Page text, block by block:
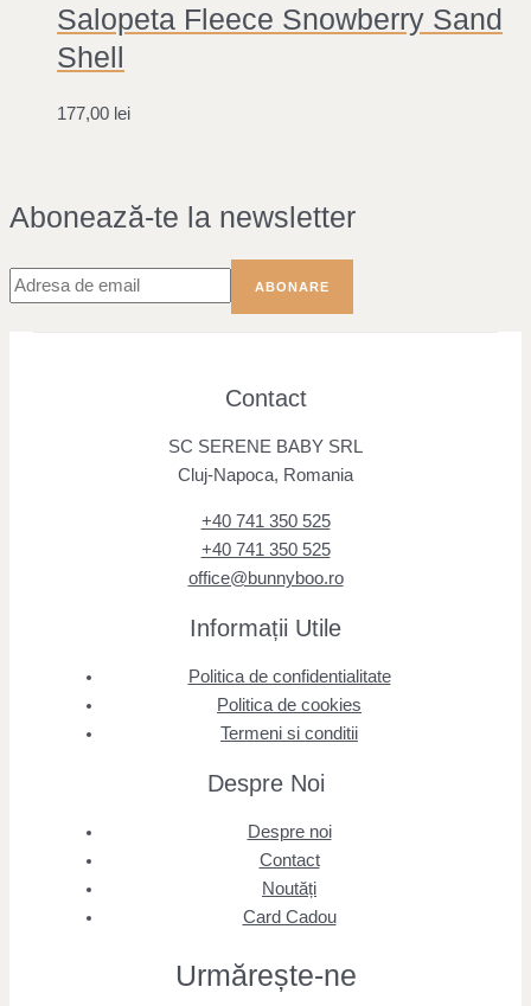
Salopeta Fleece Snowberry Sand
Shell
177,00 lei
Abonează-te la newsletter
Contact
SC SERENE BABY SRL
Cluj-Napoca, Romania
+40 741 350 525
+40 741 350 525
office@bunnyboo.ro
Informații Utile
Politica de confidentialitate
Politica de cookies
Termeni si conditii
Despre Noi
Despre noi
Contact
Noutăți
Card Cadou
Urmărește-ne